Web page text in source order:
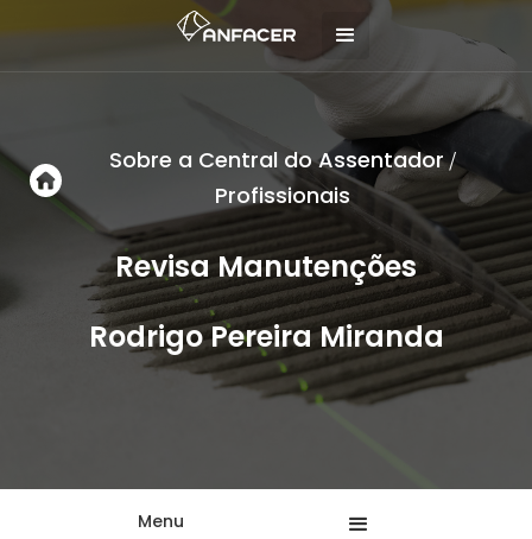
Sobre a Central do Assentador/
Profissionais
Revisa Manutenções
Rodrigo Pereira Miranda
Menu